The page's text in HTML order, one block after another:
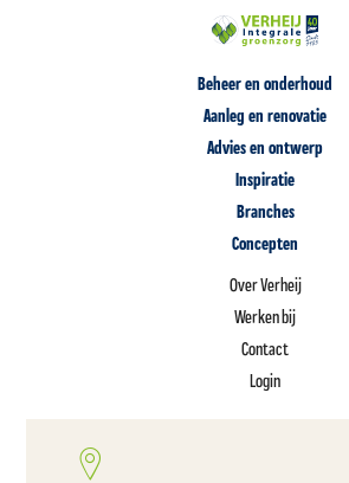
Beheer en onderhoud
Aanleg en renovatie
Advies en ontwerp
Inspiratie
Branches
Concepten
Over Verheij
Werken bij
Contact
Login